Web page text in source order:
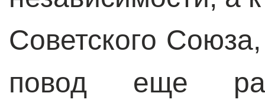
Советского
повод еще раз